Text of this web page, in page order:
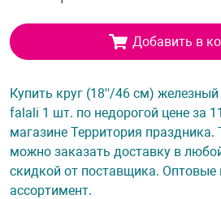
Добавить в
Купить круг (18''/46 см)
falali 1 шт. по недорогой цене за
магазине Территория праздника.
можно заказать доставку в
скидкой от поставщика. Оптовые
ассортимент.